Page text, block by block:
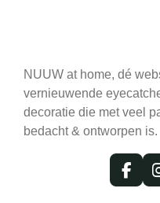
NUUW at home, dé
vernieuwende
decoratie die met veel
bedacht & ontworpen is.
F